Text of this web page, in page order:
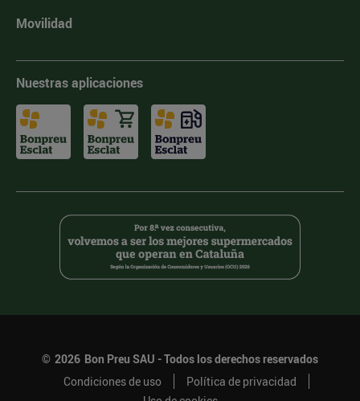
Movilidad
Nuestras aplicaciones
© 2026 Bon Preu SAU - Todos los derechos reservados
Condiciones de uso
Política de privacidad